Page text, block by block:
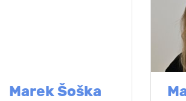
Marek Šoška